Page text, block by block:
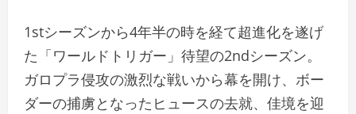
1stシーズンから4年半の時を経て超進化を遂げ
た「ワールドトリガー」待望の2ndシーズン。
ガロプラ侵攻の激烈な戦いから幕を開け、ボー
ダーの捕虜となったヒュースの去就、佳境を迎